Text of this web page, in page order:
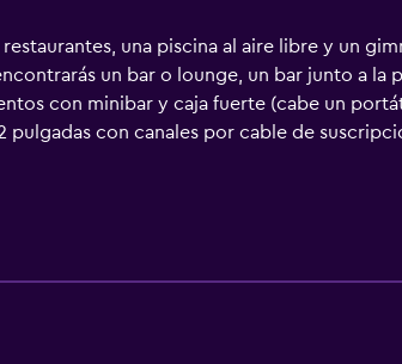
una piscina al aire libre y un
un bar o lounge, un bar junto a
con minibar y caja fuerte (cabe un
pulgadas con canales por cable de
Este hotel en Yakarta ofrece acceso
dispositivos). Los servicios para las